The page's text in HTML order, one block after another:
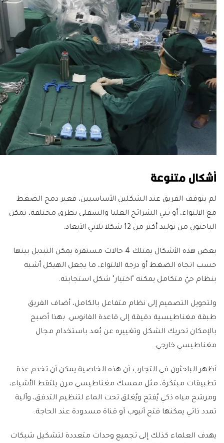
أشكال متنوعة
لم يتوقف الفريق عند الشكلين الأساسيين، فعبر دمج الضغط
مع الالتواء، أو ثني الشرائح العليا والسفلى بطرق مختلفة، تمكن
الباحثون من توليد أكثر من 12 شكلا ثلاثي الأبعاد.
بعض هذه الأشكال يمتلك 4 حالات مستقرة يمكن التبديل بينها
حسب اتجاه الضغط أو درجة الالتواء، ما يجعل الهيكل أشبه
بنظام حيّ متكامل يمكنه "اختيار" شكل استجابته.
ولتحويل التصميم إلى نظام متفاعل بالكامل، أضاف الفريق
طبقة مغناطيسية دقيقة إلى قاعدة الفانوس. بهذا أصبح
بالإمكان تحريك الشكل وتغييره عن بُعد باستخدام مجال
مغناطيسي خارجي.
أظهر الباحثون في التجارب أن هذه الخاصية يمكن أن تخدم عدة
تطبيقات مبتكرة، مثل ممسك مغناطيسي مرن يلتقط الأشياء،
ومرشح مياه ذكي يُفتح ويُغلق تحت الماء لتنظيم التدفق، وآلية
تمدد ذاتي يمكنها فتح أنبوب أو قناة مسدودة عند الحاجة.
يهدف العلماء كذلك إلى تجميع وحدات متعددة لتشكيل شبكات